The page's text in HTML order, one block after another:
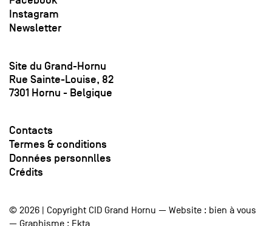
Instagram
Newsletter
Site du Grand-Hornu
Rue Sainte-Louise, 82
7301 Hornu - Belgique
Contacts
Termes & conditions
Données personnlles
Crédits
© 2026 | Copyright CID Grand Hornu — Website : bien à vous
— Graphisme : Ekta